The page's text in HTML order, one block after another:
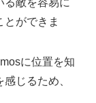
る敵を容易に
ができま
に位置を知
じるため、